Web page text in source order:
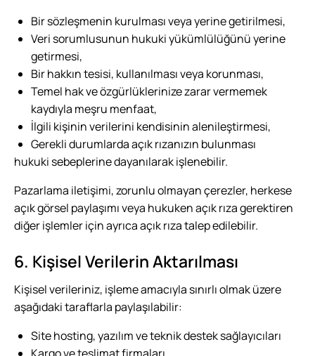
Bir sözleşmenin kurulması veya yerine getirilmesi,
Veri sorumlusunun hukuki yükümlülüğünü yerine
getirmesi,
Bir hakkın tesisi, kullanılması veya korunması,
Temel hak ve özgürlüklerinize zarar vermemek
kaydıyla meşru menfaat,
İlgili kişinin verilerini kendisinin alenileştirmesi,
Gerekli durumlarda açık rızanızın bulunması
hukuki sebeplerine dayanılarak işlenebilir.
Pazarlama iletişimi, zorunlu olmayan çerezler, herkese
açık görsel paylaşımı veya hukuken açık rıza gerektiren
diğer işlemler için ayrıca açık rıza talep edilebilir.
6. Kişisel Verilerin Aktarılması
Kişisel verileriniz, işleme amacıyla sınırlı olmak üzere
aşağıdaki taraflarla paylaşılabilir:
Site hosting, yazılım ve teknik destek sağlayıcıları